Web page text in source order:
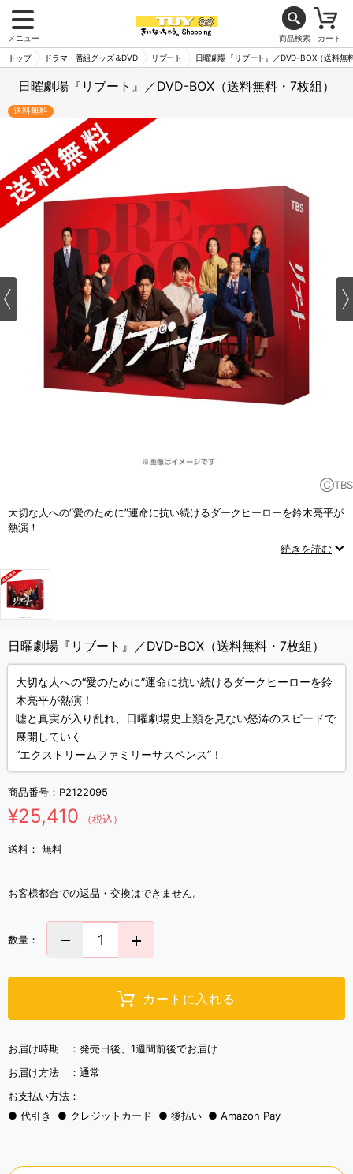
メニュー 商品検索 カート
トップ ドラマ・番組グッズ＆DVD リブート 日曜劇場『リブート』／DVD-BOX（送料無
日曜劇場『リブート』／DVD-BOX（送料無料・7枚組）
送料無料
ⒸTBS
大切な人への“愛のために”運命に抗い続けるダークヒーローを鈴木亮平が
熱演！
嘘と真実が入り乱れ、日曜劇場史上類を見ない怒涛のスピードで展開し
“エクストリームファミリーサスペンス”！
続きを読む
日曜劇場『リブート』／DVD-BOX（送料無料・7枚組）
大切な人への“愛のために”運命に抗い続けるダークヒーローを鈴
木亮平が熱演！
嘘と真実が入り乱れ、日曜劇場史上類を見ない怒涛のスピードで
展開していく
“エクストリームファミリーサスペンス”！
商品番号： P2122095
¥25,410 （税込）
送料： 無料
お客様都合での返品・交換はできません。
数量：
カートに入れる
お届け時期 ： 発売日後、1週間前後でお届け
お届け方法 ： 通常
お支払い方法：
代引き
クレジットカード 後払い Amazon Pay